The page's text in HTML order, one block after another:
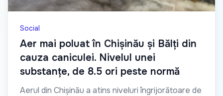
Social
Aer mai poluat în Chișinău și Bălți din
cauza caniculei. Nivelul unei
substanțe, de 8.5 ori peste normă
Aerul din Chișinău a atins niveluri îngrijorătoare de